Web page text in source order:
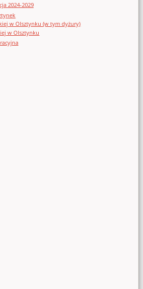
2024-2029
w Olsztynku (w tym dyżury)
w Olsztynku